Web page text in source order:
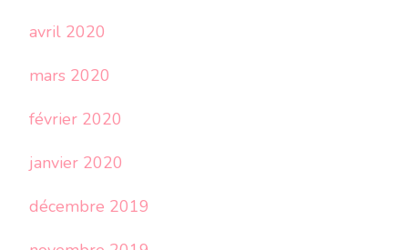
avril 2020
mars 2020
février 2020
janvier 2020
décembre 2019